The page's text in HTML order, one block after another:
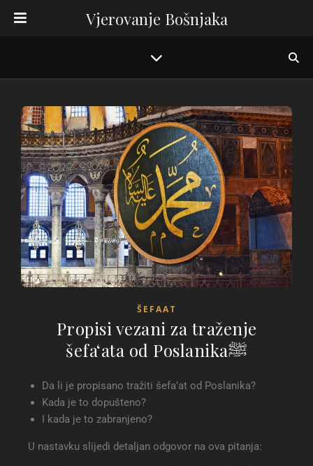
Vjerovanje Bošnjaka
ŠEFAAT
Propisi vezani za traženje
šefa‘ata od Poslanikaﷺ
Da li je propisano tražiti šefa’at od Poslanika?
Kada je to dopušteno?
I kada je to zabranjeno?
U nastavku slijedi detaljan odgovor na ova pitanja: